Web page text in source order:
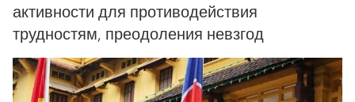
активности для противодействия
трудностям, преодоления невзгод